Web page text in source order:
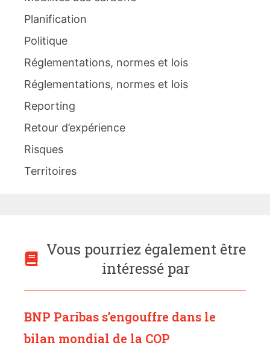
Planification
Politique
Réglementations, normes et lois
Réglementations, normes et lois
Reporting
Retour d’expérience
Risques
Territoires
Vous pourriez également être
intéressé par
BNP Paribas s’engouffre dans le
bilan mondial de la COP